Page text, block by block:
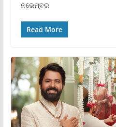
ନଭେମ୍ବର
Read More